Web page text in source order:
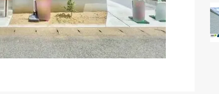
に入りに追加する